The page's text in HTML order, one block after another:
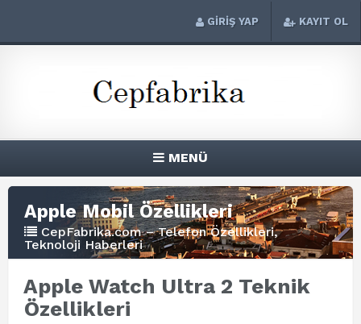
GİRİŞ YAP KAYIT OL
MENÜ
Apple Mobil Özellikleri
CepFabrika.com – Telefon Özellikleri,
Teknoloji Haberleri
Apple Watch Ultra 2 Teknik
Özellikleri